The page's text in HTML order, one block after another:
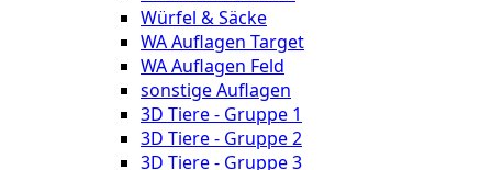
Würfel & Säcke
WA Auflagen Target
WA Auflagen Feld
sonstige Auflagen
3D Tiere - Gruppe 1
3D Tiere - Gruppe 2
3D Tiere - Gruppe 3